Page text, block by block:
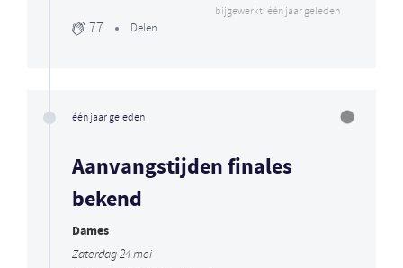
bijgewerkt: één jaar geleden
77 Delen
één jaar geleden
Aanvangstijden finales
bekend
Dames
Zaterdag 24 mei